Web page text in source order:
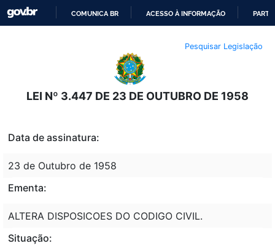
O
CONTEÚDO
COMUNICA BR ACESSO À INFORMAÇÃO
Pesquisar Legislação
LEI Nº 3.447 DE 23 DE OUTUBRO DE 1958
Data de assinatura:
23 de Outubro de 1958
Ementa:
ALTERA DISPOSICOES DO CODIGO CIVIL.
Situação: